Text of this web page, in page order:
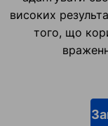
високих
того, що